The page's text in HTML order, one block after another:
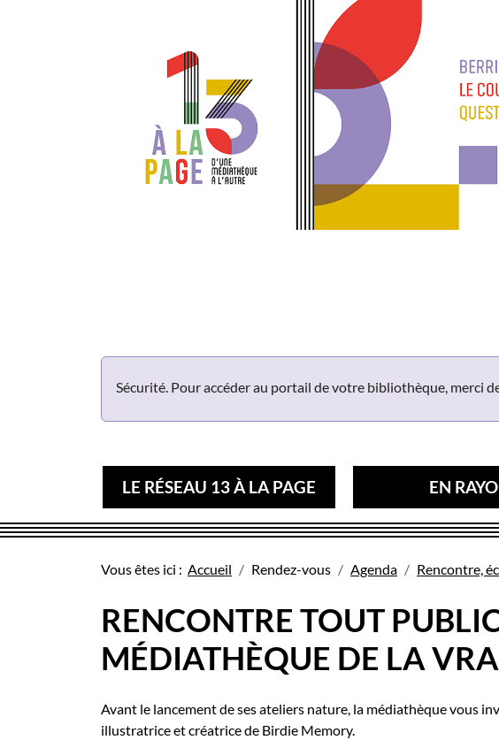
Sécurité. Pour accéder au portail de votre bibliothèque, merci
LE RÉSEAU 13 À LA PAGE EN
Vous êtes ici : Accueil Rendez-vous Agenda Rencontre,
RENCONTRE TOUT
MÉDIATHÈQUE DE LA
Avant le lancement de ses ateliers nature, la médiathèque vous
illustratrice et créatrice de Birdie Memory.